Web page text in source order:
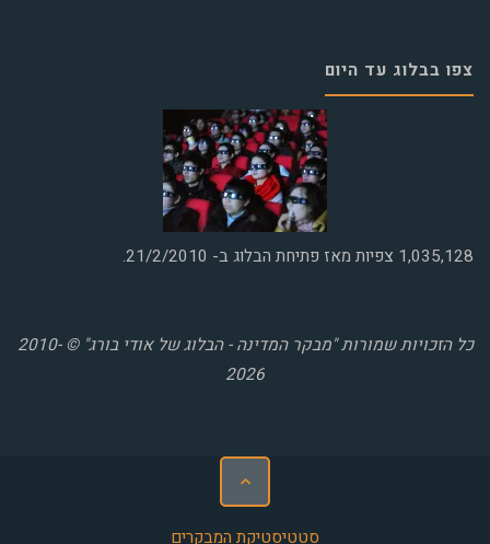
צפו בבלוג עד היום
1,035,128 צפיות מאז פתיחת הבלוג ב- 21/2/2010.
כל הזכויות שמורות "מבקר המדינה - הבלוג של אודי בורג" © 2010-
2026
סטטיסטיקת המבקרים